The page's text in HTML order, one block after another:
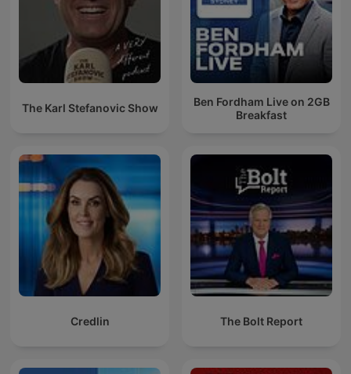
The Karl Stefanovic Show
Ben Fordham Live on 2GB
Breakfast
Credlin The Bolt Report